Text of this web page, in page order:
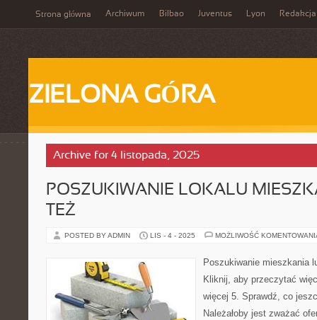
Strona główna Archiwum Bilbao Juventus Lyon Redakcja
ZIELONA GÓRA
Archive for 4 listopada, 2025
POSZUKIWANIE LOKALU
TEŻ
POSTED BY ADMIN LIS - 4 - 2025 MOŻLIWOŚĆ
Poszukiwanie mieszkania
Kliknij, aby przeczytać
więcej 5. Sprawdź, co
Należałoby jest zważać